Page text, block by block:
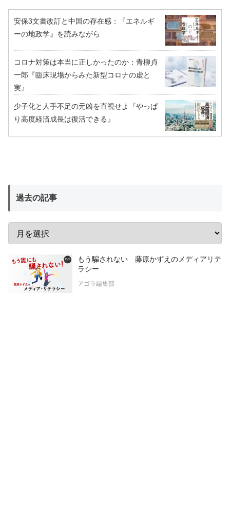
安保3文書改訂と中国の存在感：『エネルギ
ーの地政学』を読みながら
コロナ対策は本当に正しかったのか：青柳貞
一郎『臨床現場からみた新型コロナの虚と
実』
少子化と人手不足の元凶を直視せよ『やっぱ
り高度経済成長は復活できる』
過去の記事
もう騙されない 藤原かずえのメディアリテ
ラシー
アゴラ編集部